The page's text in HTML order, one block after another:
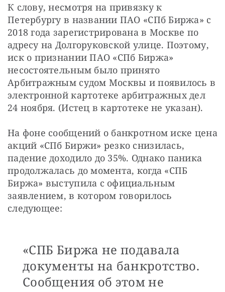
К слову, несмотря на привязку к
Петербургу в названии ПАО «СПб Биржа» с
2018 года зарегистрирована в Москве по
адресу на Долгоруковской улице. Поэтому,
иск о признании ПАО «СПб Биржа»
несостоятельным было принято
Арбитражным судом Москвы и появилось в
электронной картотеке арбитражных дел
24 ноября. (Истец в картотеке не указан).
На фоне сообщений о банкротном иске цена
акций «СПб Биржи» резко снизилась,
падение доходило до 35%. Однако паника
продолжалась до момента, когда «СПБ
Биржа» выступила с официальным
заявлением, в котором говорилось
следующее:
«СПБ Биржа не подавала
документы на банкротство.
Сообщения об этом не